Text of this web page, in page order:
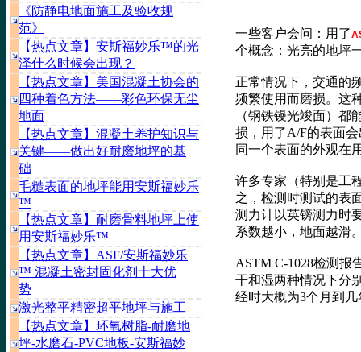
《防静电地面施工及验收规
范》
【热点文章】安斯福妙乐™的光
泽什么时候会出现？
【热点文章】美国混凝土协会的
四种着色方法——彩色环保无尘
地面
【热点文章】混凝土养护知识与
关键——做出好耐磨地坪的基
础
毛糙表面的地坪能用安斯福妙乐
™
【热点文章】耐磨骨料地坪上使
用安斯福妙乐™
【热点文章】ASF/安斯福妙乐
™ 混凝土密封固化剂十大优
势
激光整平精密超平地坪与施工
【热点文章】环氧树脂-耐磨地
坪-水磨石-PVC地板-安斯福妙
一些客户会问：用了
个概念：光亮的地坪
正常情况下，交通的
频繁使用而磨损。这
（钢铁镘光竣面）
损，用了A/F的表面
同一个表面的外观在
许多专家（特别是工
之，检测时测试的表
测力计以英镑测力时
系数越小，地面越滑
ASTM C-1028检测报
干和湿两种情况下分
经时大概为3个月到